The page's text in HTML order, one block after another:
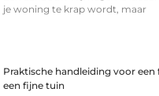
je woning te krap wordt, maar
Praktische handleiding voor een
een fijne tuin